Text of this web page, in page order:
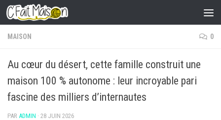
Skip to content
MAISON 0
Au cœur du désert, cette famille construit une
maison 100 % autonome : leur incroyable pari
fascine des milliers d’internautes
PAR ADMIN · 28 JUIN 2026